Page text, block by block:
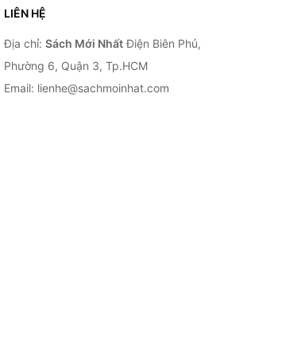
LIÊN HỆ
Địa chỉ: Sách Mới NhấtĐiện Biên Phủ,
Phường 6, Quận 3, Tp.HCM
Email: lienhe@sachmoinhat.com